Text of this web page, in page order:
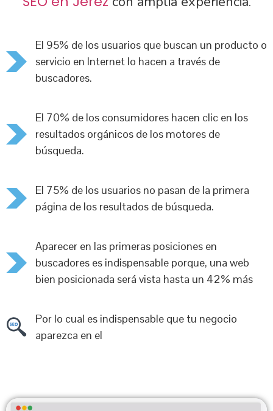
El 95% de los usuarios que buscan un producto o
servicio en Internet lo hacen a través de
buscadores.
El 70% de los consumidores hacen clic en los
resultados orgánicos de los motores de
búsqueda.
El 75% de los usuarios no pasan de la primera
página de los resultados de búsqueda.
Aparecer en las primeras posiciones en
buscadores es indispensable porque, una web
bien posicionada será vista hasta un 42% más
Por lo cual es indispensable que tu negocio
aparezca en el